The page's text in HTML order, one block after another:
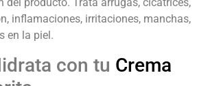
inflamaciones, irritaciones, manchas,
en la piel.
con tu Crema